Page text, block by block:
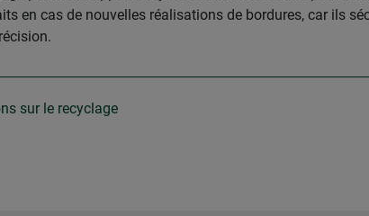
en cas de nouvelles réalisations de bordures, car ils
sur le recyclage